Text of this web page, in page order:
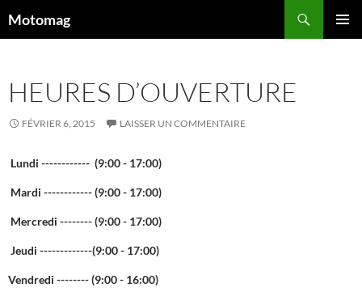
auMotomag
HEURES D’OUVERTURE
FÉVRIER 6, 2015 LAISSER UN COMMENTAIRE
Lundi ------------ (9:00 - 17:00)
Mardi ------------ (9:00 - 17:00)
Mercredi -------- (9:00 - 17:00)
Jeudi -------------(9:00 - 17:00)
Vendredi -------- (9:00 - 16:00)